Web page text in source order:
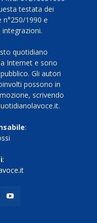
testata dei
n°250/1990 e
quotidiano
Internet e sono
Gli autori
possono in
scrivendo
:
: